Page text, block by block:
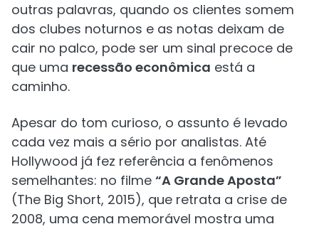
outras palavras, quando os clientes somem
dos clubes noturnos e as notas deixam de
cair no palco, pode ser um sinal precoce de
que uma recessão econômica está a
caminho.
Apesar do tom curioso, o assunto é levado
cada vez mais a sério por analistas. Até
Hollywood já fez referência a fenômenos
semelhantes: no filme “A Grande Aposta”
(The Big Short, 2015), que retrata a crise de
2008, uma cena memorável mostra uma